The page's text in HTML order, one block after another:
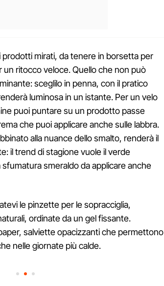
prodotti mirati, da tenere in borsetta per
ritocco veloce. Quello che non può
sceglilo in penna, con il pratico
luminosa in un istante. Per un velo
puoi puntare su un prodotto passe
che puoi applicare anche sulle labbra.
alla nuance dello smalto, renderà il
il trend di stagione vuole il verde
smeraldo da applicare anche
le pinzette per le sopracciglia,
ordinate da un gel fissante.
salviette opacizzanti che permettono
nelle giornate più calde.